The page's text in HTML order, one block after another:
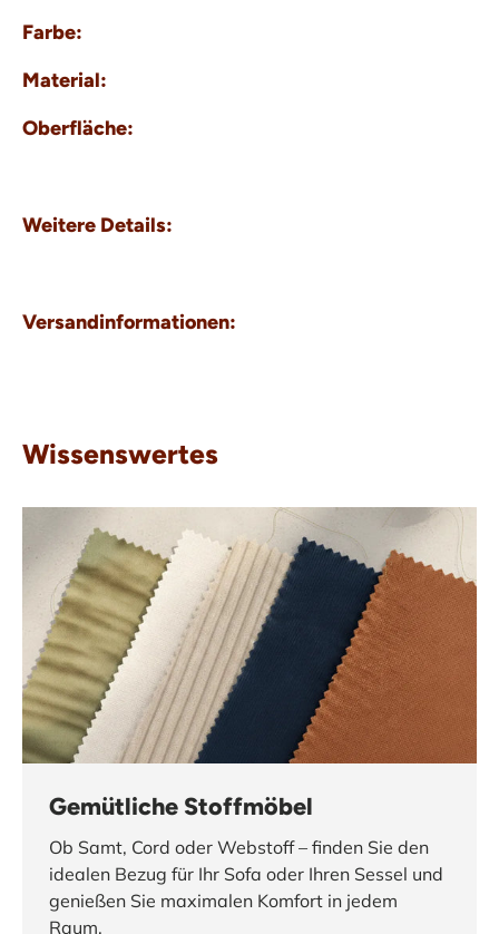
Farbe:
Material:
Oberfläche:
Weitere Details:
Versandinformationen:
Wissenswertes
Gemütliche Stoffmöbel
Ob Samt, Cord oder Webstoff – finden Sie den
idealen Bezug für Ihr Sofa oder Ihren Sessel und
genießen Sie maximalen Komfort in jedem
Raum.